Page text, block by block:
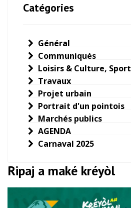
Catégories
Général
Communiqués
Loisirs & Culture, Sport
Travaux
Projet urbain
Portrait d'un pointois
Marchés publics
AGENDA
Carnaval 2025
Ripaj a maké kréyòl